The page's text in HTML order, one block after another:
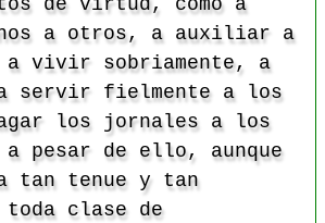
de virtud, como a
a otros, a auxiliar a
a vivir sobriamente, a
servir fielmente a los
los jornales a los
pesar de ello, aunque
tan tenue y tan
toda clase de